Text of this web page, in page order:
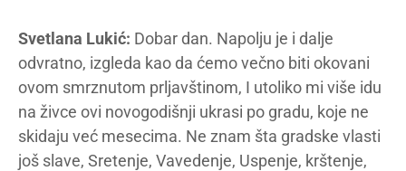
Svetlana Lukić: Dobar dan. Napolju je i dalje
odvratno, izgleda kao da ćemo večno biti okovani
ovom smrznutom prljavštinom, I utoliko mi više idu
na živce ovi novogodišnji ukrasi po gradu, koje ne
skidaju već mesecima. Ne znam šta gradske vlasti
još slave, Sretenje, Vavedenje, Uspenje, krštenje,